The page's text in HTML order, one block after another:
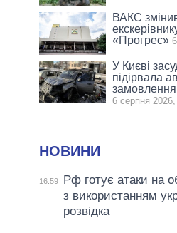
ВАКС
«Прогрес»
У Києві
підірвала
замовлення
6 серпня
НОВИНИ
16:59
Рф готує атаки на
з використанням
розвідка